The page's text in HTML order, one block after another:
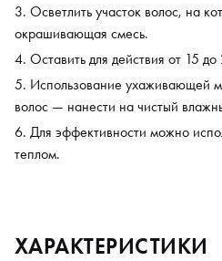
Осветлить участок волос, на
окрашивающая смесь.
Оставить для действия от 15
Использование ухаживающей
волос — нанести на чистый
Для эффективности можно
теплом.
ХАРАКТЕРИСТИКИ